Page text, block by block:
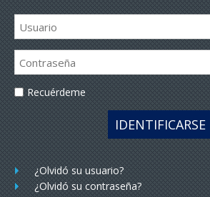
Recuérdeme
IDENTIFICARSE
¿Olvidó su usuario?
¿Olvidó su contraseña?